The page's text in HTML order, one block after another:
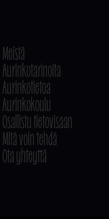
Meistä
Aurinkotarinoita
Aurinkotietoa
Aurinkokoulu
Osallistu tietovisaan
Mitä voin tehdä
Ota yhteyttä